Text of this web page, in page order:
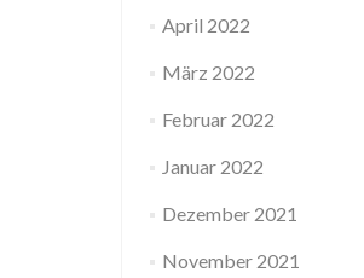
April 2022
März 2022
Februar 2022
Januar 2022
Dezember 2021
November 2021